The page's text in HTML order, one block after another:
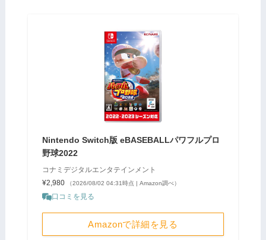
Nintendo Switch版 eBASEBALLパワフルプロ
野球2022
コナミデジタルエンタテインメント
¥2,980
（2026/08/02 04:31時点 | Amazon調べ）
口コミを見る
Amazonで詳細を見る